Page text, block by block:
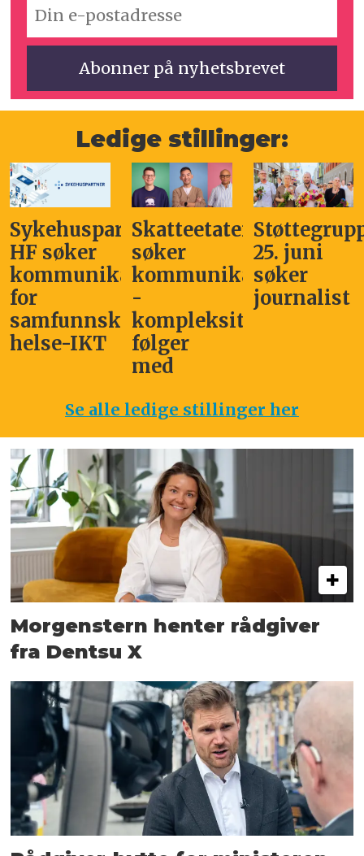
Ledige stillinger:
Sykehuspartner
HF søker
kommunikasjonssjef
for
samfunnskritisk
helse-IKT
Skatteetaten
søker
kommunikasjonsleder
-
kompleksitet
følger
med
25. juni
søker
journalist
Se alle ledige stillinger her
Morgenstern henter rådgiver
fra Dentsu X